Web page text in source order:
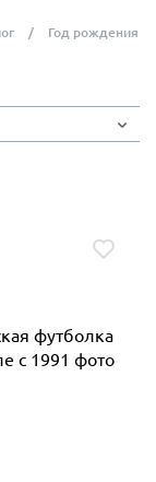
Год рождения